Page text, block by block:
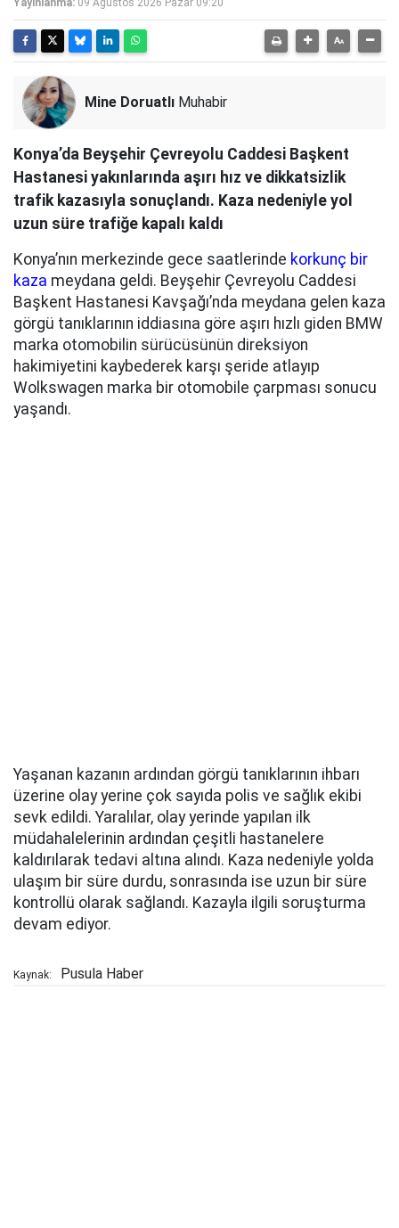
Yayınlanma: 09 Ağustos 2026 Pazar 09:20
Mine Doruatlı Muhabir
Konya’da Beyşehir Çevreyolu Caddesi Başkent
Hastanesi yakınlarında aşırı hız ve dikkatsizlik
trafik kazasıyla sonuçlandı. Kaza nedeniyle yol
uzun süre trafiğe kapalı kaldı
Konya’nın merkezinde gece saatlerinde korkunç bir
kaza meydana geldi. Beyşehir Çevreyolu Caddesi
Başkent Hastanesi Kavşağı’nda meydana gelen kaza
görgü tanıklarının iddiasına göre aşırı hızlı giden BMW
marka otomobilin sürücüsünün direksiyon
hakimiyetini kaybederek karşı şeride atlayıp
Wolkswagen marka bir otomobile çarpması sonucu
yaşandı.
Yaşanan kazanın ardından görgü tanıklarının ihbarı
üzerine olay yerine çok sayıda polis ve sağlık ekibi
sevk edildi. Yaralılar, olay yerinde yapılan ilk
müdahalelerinin ardından çeşitli hastanelere
kaldırılarak tedavi altına alındı. Kaza nedeniyle yolda
ulaşım bir süre durdu, sonrasında ise uzun bir süre
kontrollü olarak sağlandı. Kazayla ilgili soruşturma
devam ediyor.
Kaynak: Pusula Haber